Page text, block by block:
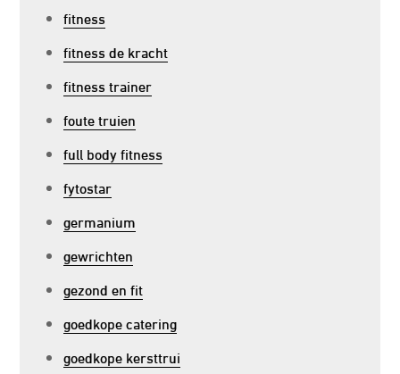
fitness
fitness de kracht
fitness trainer
foute truien
full body fitness
fytostar
germanium
gewrichten
gezond en fit
goedkope catering
goedkope kersttrui